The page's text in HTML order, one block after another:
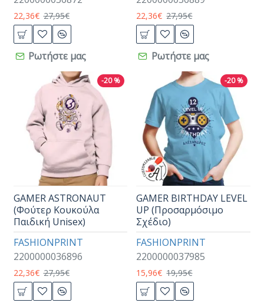
22,36€ 27,95€
Ρωτήστε μας
22,36€ 27,95€
Ρωτήστε μας
-20 %
FASHIONPRINT
2200000036896
GAMER ASTRONAUT
(Φούτερ Κουκούλα
Παιδική Unisex)
22,36€ 27,95€
-20 %
FASHIONPRINT
2200000037985
GAMER BIRTHDAY LEVEL
UP (Προσαρμόσιμο
Σχέδιο)
15,96€ 19,95€